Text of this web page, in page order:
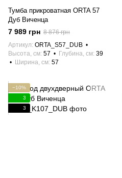
Тумба прикроватная ORTA 57
Дуб Виченца
7 989 грн 8 876 грн
Артикул ORTA_S57_DUB
Высота, см 57 Глубина, см 39
Ширина, см 57
−10%
3
3